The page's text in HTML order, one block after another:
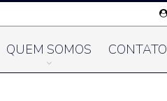
QUEM SOMOS CONTATO